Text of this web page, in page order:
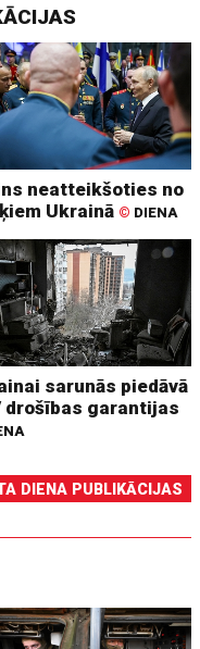
neatteikšoties no
Ukrainā © DIENA
sarunās piedāvā
drošības garantijas
DIENA PUBLIKĀCIJAS